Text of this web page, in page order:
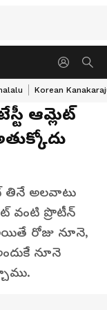
Korean
ఆమ్లెట్
తినే అలవాటు
వంటి ప్రొటీన్
రోజు నూనె,
నూనె